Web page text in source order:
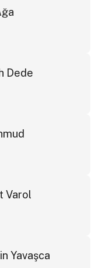
Dede
Varol
Yavaşca